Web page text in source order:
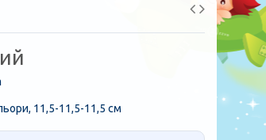
11,5-11,5-11,5 см